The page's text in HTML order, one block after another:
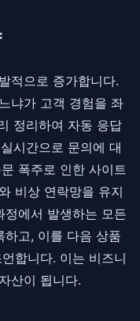
적으로 증가합니다.
냐가 고객 경험을 좌
정리하여 자동 응답
시간으로 문의에 대
폭주로 인한 사이트
비상 연락망을 유지
정에서 발생하는 모든
하고, 이를 다음 상품
합니다. 이는 비즈니
산이 됩니다.